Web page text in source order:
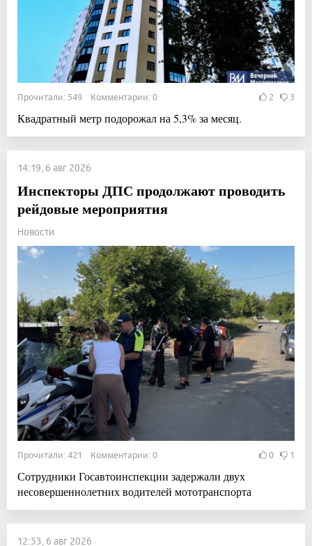
Прочитали: 549 Комментарии: 0 2 3
Квадратный метр подорожал на 5,3% за месяц.
14:19, 6 авг 2026
Инспекторы ДПС продолжают проводить
рейдовые мероприятия
Новости
Прочитали: 421 Комментарии: 0 0 1
Сотрудники Госавтоинспекции задержали двух
несовершеннолетних водителей мототранспорта
12:53, 6 авг 2026